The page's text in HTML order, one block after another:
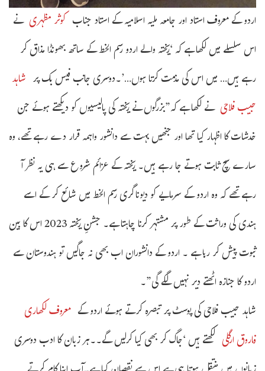
اردو کے معروف استاد اور جامعہ ملیہ اسلامیہ کے استاد جناب کوثر مظہرینے
اس سلسلے میں لکھا ہے کہ ‘ریختہ والے اردو رسم الخط کے ساتھ بھونڈا مذاق کر
رہے ہیں… میں اس کی مذمت کرتا ہوں…’۔دوسری جانب فیس بک پر شاہد
حبیب فلاحینے لکھا ہے کہ”بزرگوں نے ریختہ کی پالیسیوں کو دیکھتے ہوئے جن
خدشات کا اظہار کیا تھا اور جنھیں بہت سے دانشور واہمہ قرار دے رہے تھے، وہ
سارے سچ ثابت ہوتے جا رہے ہیں۔ ریختہ کے عزائم شروع سے ہی یہ نظر آ
رہے تھے کہ وہ اردو کے سرمایے کو دیوناگری رسم الخط میں شائع کر کے اسے
ہندی کی وراثت کے طور پر مشتہر کرنا چاہتا ہے۔ جشنِ ریختہ 2023 اس کا بین
ثبوت پیش کر رہا ہے ۔ اردو کے دانشوران اب بھی نہ جاگیں تو ہندوستان سے
اردو کا جنازہ اٹھتے دیر نہیں لگے گی”۔
شاہد حبیب فلاحی کی پوسٹ پر تبصرہ کرتے ہوئے اردو کے معروف لکھاری
فاروق ارگلی لکھتے ہیں ‘جاگ کر بھی کیا کرلیں گے۔۔ہر زبان کا ادب دوسری